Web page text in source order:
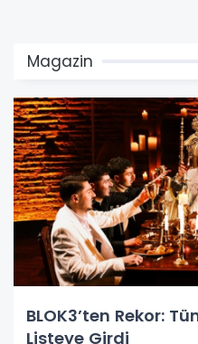
Magazin
BLOK3’ten Rekor:
Listeye Girdi